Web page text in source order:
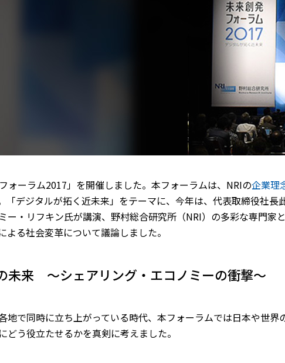
ォーラム2017」を開催しました。本フォーラムは、NRIの企業理
「デジタルが拓く近未来」をテーマに、今年は、代表取締役社長
ー・リフキン氏が講演、野村総合研究所（NRI）の多彩な専門家
る社会変革について議論しました。
未来 ～シェアリング・エコノミーの衝撃～
地で同時に立ち上がっている時代、本フォーラムでは日本や世
う役立たせるかを真剣に考えました。